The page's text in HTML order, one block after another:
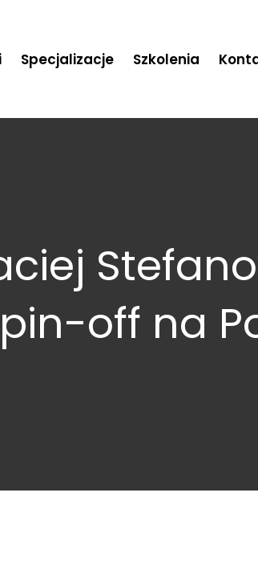
Specjalizacje Szkolenia
off na